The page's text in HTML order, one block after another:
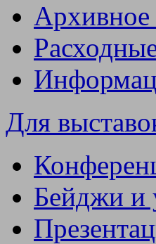
Архивное
Для
Бейджи и